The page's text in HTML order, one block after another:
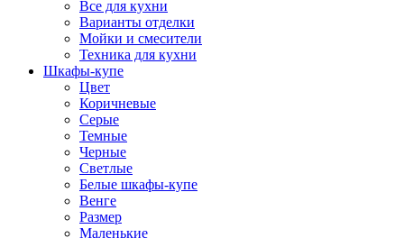
Все для кухни
Варианты отделки
Мойки и смесители
Техника для кухни
Шкафы-купе
Цвет
Коричневые
Серые
Темные
Черные
Светлые
Белые шкафы-купе
Венге
Размер
Маленькие